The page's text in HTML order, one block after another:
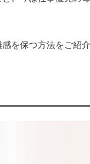
を保つ方法をご紹介